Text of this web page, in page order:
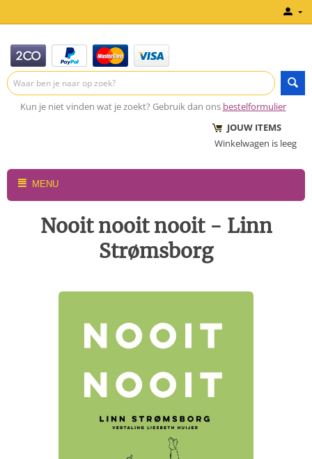
Kun je niet vinden wat je zoekt? Gebruik dan ons bestelformulier
JOUW ITEMS
Winkelwagen is leeg
MENU
Nooit nooit nooit - Linn
Strømsborg